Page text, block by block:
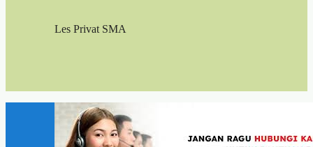
Les Privat SMA